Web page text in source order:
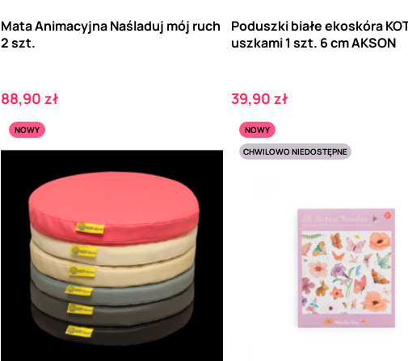
Mata Animacyjna Naśladuj mój ruch
2 szt.
Cena
88,90 zł
Poduszki białe ekoskóra
uszkami 1 szt. 6 cm AKSON
Cena
39,90 zł
NOWY
NOWY
CHWILOWO NIEDOSTĘPNE